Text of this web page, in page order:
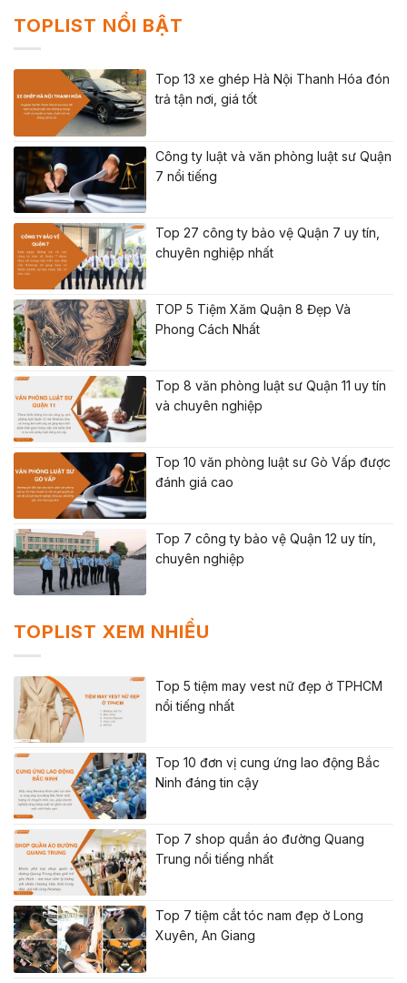
TOPLIST NỔI BẬT
Top 13 xe ghép Hà Nội Thanh Hóa đón
trả tận nơi, giá tốt
Công ty luật và văn phòng luật sư Quận
7 nổi tiếng
Top 27 công ty bảo vệ Quận 7 uy tín,
chuyên nghiệp nhất
TOP 5 Tiệm Xăm Quận 8 Đẹp Và
Phong Cách Nhất
Top 8 văn phòng luật sư Quận 11 uy tín
và chuyên nghiệp
Top 10 văn phòng luật sư Gò Vấp được
đánh giá cao
Top 7 công ty bảo vệ Quận 12 uy tín,
chuyên nghiệp
TOPLIST XEM NHIỀU
Top 5 tiệm may vest nữ đẹp ở TPHCM
nổi tiếng nhất
Top 10 đơn vị cung ứng lao động Bắc
Ninh đáng tin cậy
Top 7 shop quần áo đường Quang
Trung nổi tiếng nhất
Top 7 tiệm cắt tóc nam đẹp ở Long
Xuyên, An Giang